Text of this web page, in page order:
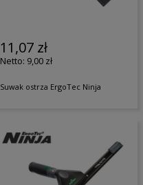
11,07 zł
9,00 zł
Suwak ostrza ErgoTec Ninja